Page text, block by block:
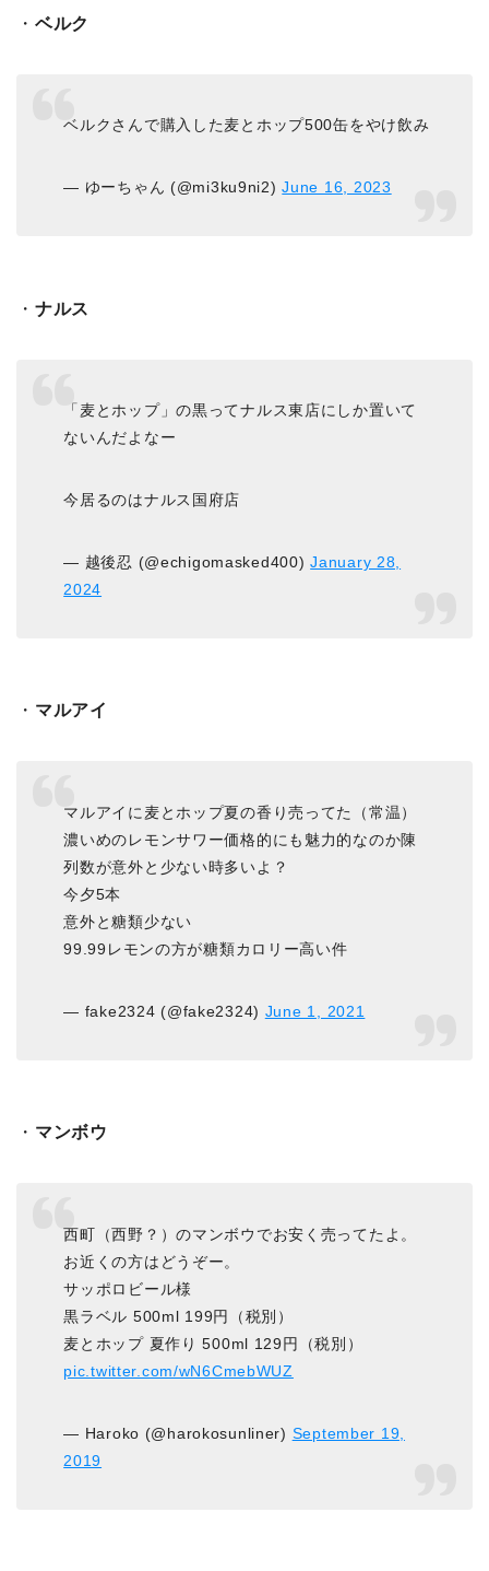
・ ベルク
ベルクさんで購入した麦とホップ500缶をやけ飲み
— ゆーちゃん (@mi3ku9ni2)June 16, 2023
・ ナルス
「麦とホップ」の黒ってナルス東店にしか置いて
ないんだよなー
今居るのはナルス国府店
— 越後忍 (@echigomasked400)January 28,
2024
・ マルアイ
マルアイに麦とホップ夏の香り売ってた（常温）
濃いめのレモンサワー価格的にも魅力的なのか陳
列数が意外と少ない時多いよ？
今夕5本
意外と糖類少ない
99.99レモンの方が糖類カロリー高い件
— fake2324 (@fake2324) June 1, 2021
・ マンボウ
西町（西野？）のマンボウでお安く売ってたよ。
お近くの方はどうぞー。
サッポロビール様
黒ラベル 500ml 199円（税別）
麦とホップ 夏作り 500ml 129円（税別）
pic.twitter.com/wN6CmebWUZ
— Haroko (@harokosunliner) September 19,
2019